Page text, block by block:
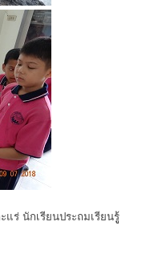
ร่ นักเรียนประถมเรียนรูู้